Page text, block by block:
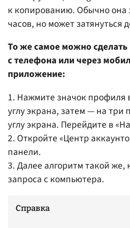
к копированию. Обычно она
часов, но может затянуться
То же самое можно сделать
с телефона или через
приложение:
1. Нажмите значок
углу экрана, затем — на три
углу экрана. Перейдите в
2. Откройте «Центр
панели.
3. Далее алгоритм такой же,
запроса с компьютера.
Справка